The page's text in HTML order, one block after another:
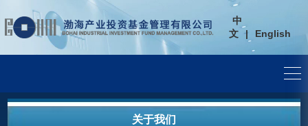
中
文
| English
关于我们